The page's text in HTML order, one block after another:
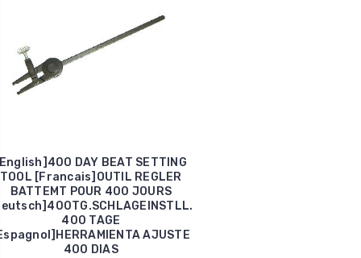
DAY BEAT SETTING
TOOL [Francais]OUTIL REGLER
BATTEMT POUR 400 JOURS
400 TAGE
AJUSTE
400 DIAS